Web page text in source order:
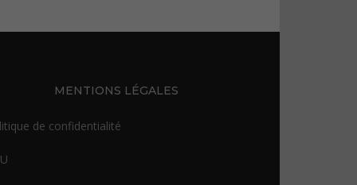
MENTIONS LÉGALES
de confidentialité